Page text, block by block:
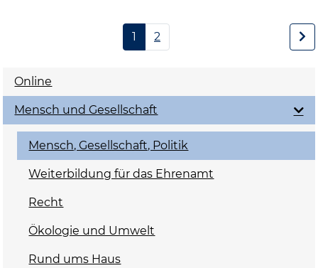
1 2
Online
Mensch und Gesellschaft
Mensch, Gesellschaft, Politik
Weiterbildung für das Ehrenamt
Recht
Ökologie und Umwelt
Rund ums Haus